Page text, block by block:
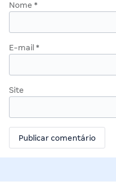
Nome *
E-mail *
Site